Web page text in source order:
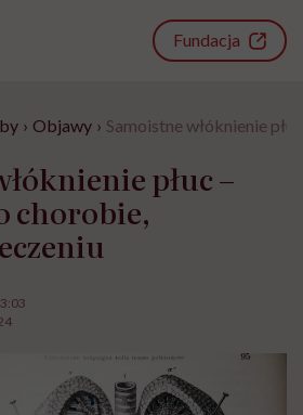
Fundacja
› Objawy › Samoistne włóknienie
płuc –
chorobie,